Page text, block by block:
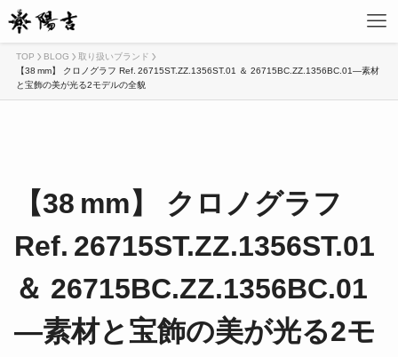
TOP BLOG
取り扱いブランド
【38 mm】 クロノグラフ Ref. 26715ST.ZZ.1356ST.01 ＆ 26715BC.ZZ.1356BC.01—素材
と宝飾の美が光る2モデルの全貌
【38 mm】 クロノグラフ
Ref. 26715ST.ZZ.1356ST.01
＆ 26715BC.ZZ.1356BC.01
—素材と宝飾の美が光る2モ